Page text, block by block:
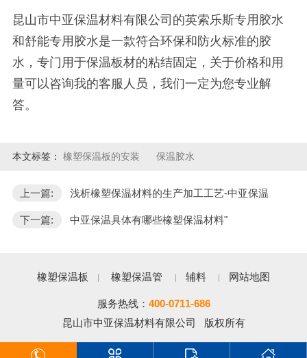
昆山市中亚保温材料有限公司的英索乐斯专用胶水
和舒能专用胶水是一款符合环保和防火标准的胶
水，专门用于保温板材的粘结固定，关于价格和用
量可以咨询我的客服人员，我们一定为您专业解
答。
本文标签： 橡塑保温板的安装 保温胶水
上一篇: 浅析橡塑保温材料的生产加工工艺-中亚保温
下一篇: 中亚保温具体有哪些橡塑保温材料"
橡塑保温板 橡塑保温管 辅料 网站地图
服务热线： 400-0711-686
昆山市中亚保温材料有限公司 版权所有